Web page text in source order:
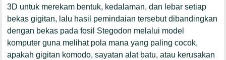
3D untuk merekam bentuk, kedalaman, dan lebar setiap
bekas gigitan, lalu hasil pemindaian tersebut dibandingkan
dengan bekas pada fosil Stegodon melalui model
komputer guna melihat pola mana yang paling cocok,
apakah gigitan komodo, sayatan alat batu, atau kerusakan